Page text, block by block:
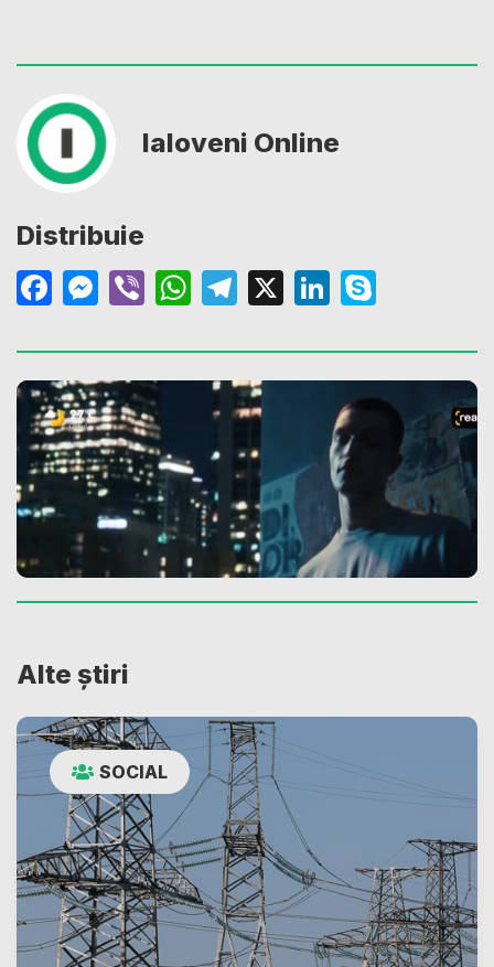
Ialoveni Online
Distribuie
Facebook
Messenger
ViberWhatsApp
Telegram
X LinkedIn
Alte știri
SOCIAL